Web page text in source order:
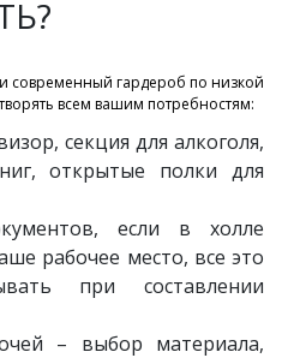
современный гардероб по низкой
всем вашим потребностям:
секция для алкоголя,
открытые полки для
если в холле
рабочее место, все это
при составлении
– выбор материала,